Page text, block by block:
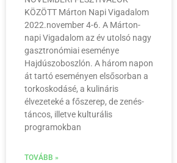
KÖZÖTT Márton Napi Vigadalom
2022.november 4-6. A Márton-
napi Vigadalom az év utolsó nagy
gasztronómiai eseménye
Hajdúszoboszlón. A három napon
át tartó eseményen elsősorban a
torkoskodásé, a kulináris
élvezeteké a főszerep, de zenés-
táncos, illetve kulturális
programokban
TOVÁBB »